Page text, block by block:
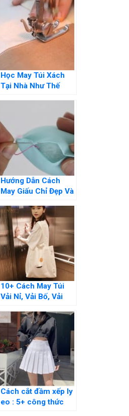
Học May Túi Xách
Tại Nhà Như Thế
Hướng Dẫn Cách
May Giấu Chỉ Đẹp Và
10+ Cách May Túi
Vải Nỉ, Vải Bố, Vải
Làm
Cách cắt đầm xếp ly
eo : 5+ công thức